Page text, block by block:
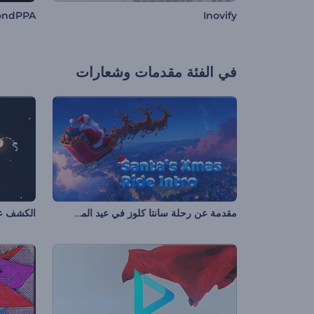
Inovify
في الفئة مقدمات وشعارات
مقدمة عن رحلة سانتا كلوز في عيد الميلاد الكشف